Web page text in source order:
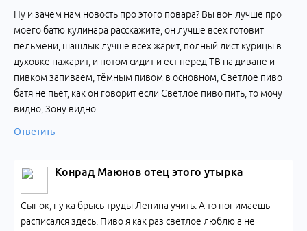
Ну и зачем нам новость про этого повара? Вы вон лучше про
моего батю кулинара расскажите, он лучше всех готовит
пельмени, шашлык лучше всех жарит, полный лист курицы в
духовке нажарит, и потом сидит и ест перед ТВ на диване и
пивком запиваем, тёмным пивом в основном, Светлое пиво
батя не пьет, как он говорит если Светлое пиво пить, то мочу
видно, Зону видно.
Ответить
Конрад Маюнов отец этого утырка
Сынок, ну ка брысь труды Ленина учить. А то понимаешь
расписался здесь. Пиво я как раз светлое люблю а не